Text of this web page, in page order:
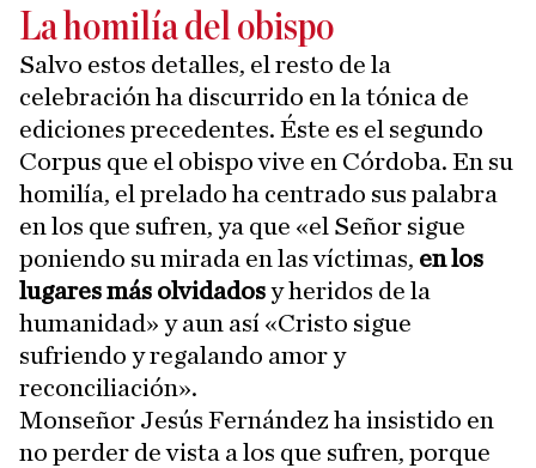
La homilía del obispo
Salvo estos detalles, el resto de la
celebración ha discurrido en la tónica de
ediciones precedentes. Éste es el segundo
Corpus que el obispo vive en Córdoba. En su
homilía, el prelado ha centrado sus palabra
en los que sufren, ya que «el Señor sigue
poniendo su mirada en las víctimas, en los
lugares más olvidadosy heridos de la
humanidad» y aun así «Cristo sigue
sufriendo y regalando amor y
reconciliación».
Monseñor Jesús Fernández ha insistido en
no perder de vista a los que sufren, porque